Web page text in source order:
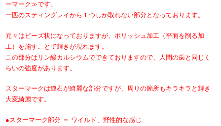
ーマーク≫です。
一匹のスティングレイから１つしか取れない部分となっております。
元々はビーズ状になっておりますが、ポリッシュ加工（平面を削る加
工）を施すことで輝きが現れます。
この部分はリン酸カルシウムでできておりますので、人間の歯と同じく
らいの強度があります。
スターマークは連石が綺麗な部分ですが、周りの箇所もキラキラと輝き
大変綺麗です。
●スターマーク部分 ＝ ワイルド、野性的な感じ